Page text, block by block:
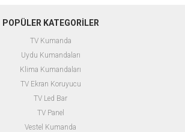
POPÜLER KATEGORİLER
TV Kumanda
Uydu Kumandaları
Klima Kumandaları
TV Ekran Koruyucu
TV Led Bar
TV Panel
Vestel Kumanda